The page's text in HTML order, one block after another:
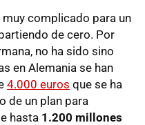
complicado para un
de cero. Por
no ha sido sino
en Alemania se han
4.000 euros que se ha
de un plan para
hasta 1.200 millones